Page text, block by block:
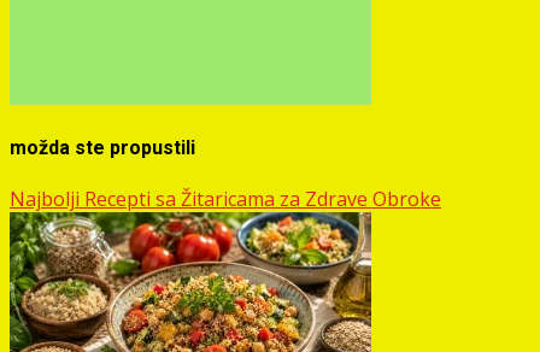
možda ste propustili
Najbolji Recepti sa Žitaricama za Zdrave Obroke